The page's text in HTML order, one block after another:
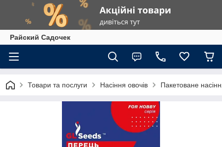
Райский Садочек
Товари та послуги Насіння овочів Пакетоване